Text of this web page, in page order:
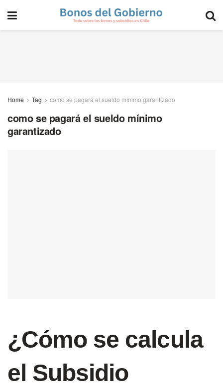
Home Tag como se pagará el sueldo mínimo garantizado
como se pagará el sueldo mínimo
garantizado
¿Cómo se calcula
el Subsidio